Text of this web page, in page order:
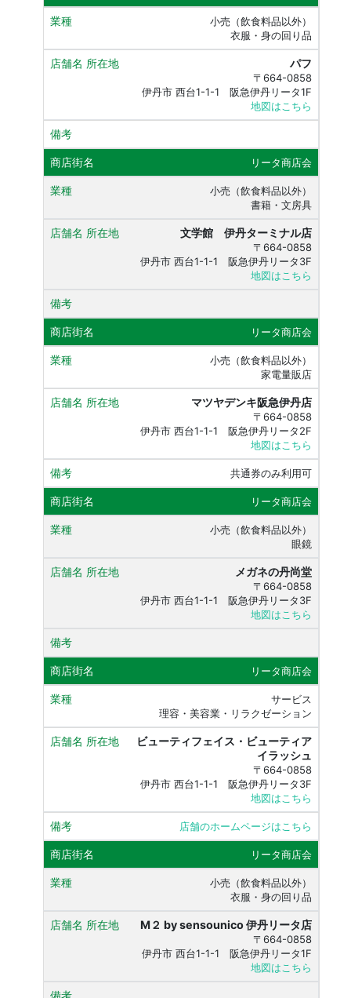
小売（飲食料品以外）
衣服・身の回り品
パフ
〒664-0858
伊丹市 西台1-1-1 阪急伊丹リータ1F
地図はこちら
リータ商店会
小売（飲食料品以外）
書籍・文房具
文学館 伊丹ターミナル店
〒664-0858
伊丹市 西台1-1-1 阪急伊丹リータ3F
地図はこちら
リータ商店会
小売（飲食料品以外）
家電量販店
マツヤデンキ阪急伊丹店
〒664-0858
伊丹市 西台1-1-1 阪急伊丹リータ2F
地図はこちら
共通券のみ利用可
リータ商店会
小売（飲食料品以外）
眼鏡
メガネの丹尚堂
〒664-0858
伊丹市 西台1-1-1 阪急伊丹リータ3F
地図はこちら
リータ商店会
サービス
理容・美容業・リラクゼーション
ビューティフェイス・ビューティア
イラッシュ
〒664-0858
伊丹市 西台1-1-1 阪急伊丹リータ3F
地図はこちら
店舗のホームページはこちら
リータ商店会
小売（飲食料品以外）
衣服・身の回り品
M２ by sensounico 伊丹リータ店
〒664-0858
伊丹市 西台1-1-1 阪急伊丹リータ1F
地図はこちら